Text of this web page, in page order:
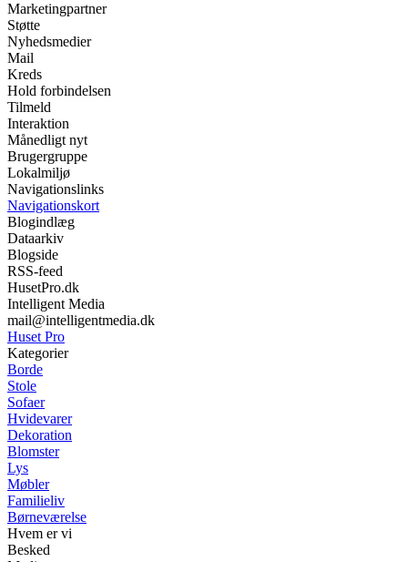
Marketingpartner
Støtte
Nyhedsmedier
Mail
Kreds
Hold forbindelsen
Tilmeld
Interaktion
Månedligt nyt
Brugergruppe
Lokalmiljø
Navigationslinks
Navigationskort
Blogindlæg
Dataarkiv
Blogside
RSS-feed
HusetPro.dk
Intelligent Media
mail@intelligentmedia.dk
Huset Pro
Kategorier
Borde
Stole
Sofaer
Hvidevarer
Dekoration
Blomster
Lys
Møbler
Familieliv
Børneværelse
Hvem er vi
Besked